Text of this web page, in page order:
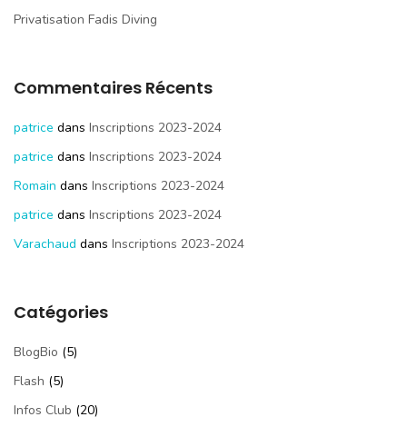
Privatisation Fadis Diving
Commentaires Récents
patrice dans Inscriptions 2023-2024
patrice dans Inscriptions 2023-2024
Romain dans Inscriptions 2023-2024
patrice dans Inscriptions 2023-2024
Varachaud dans Inscriptions 2023-2024
Catégories
BlogBio (5)
Flash (5)
Infos Club (20)